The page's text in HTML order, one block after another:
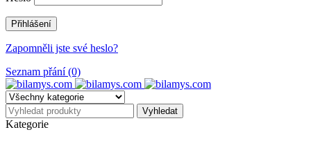
Zapomněli jste své heslo?
Seznam přání (0)
Kategorie